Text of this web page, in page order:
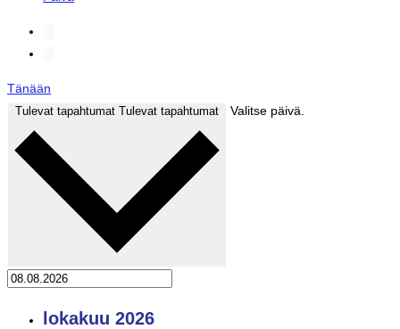
Tänään
Tulevat tapahtumat Tulevat tapahtumat Valitse päivä.
lokakuu 2026